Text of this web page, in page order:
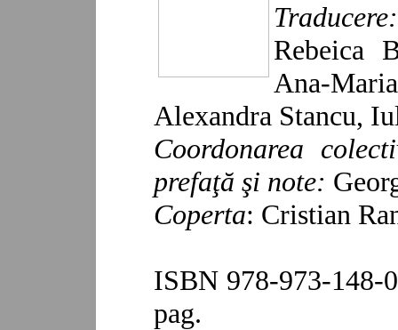
Traducere:
Rebeica
Ana-
Alexandra Stancu,
Coordonarea
prefaţă şi note:
Coperta: Cristian
ISBN 978-973-148-
pag.